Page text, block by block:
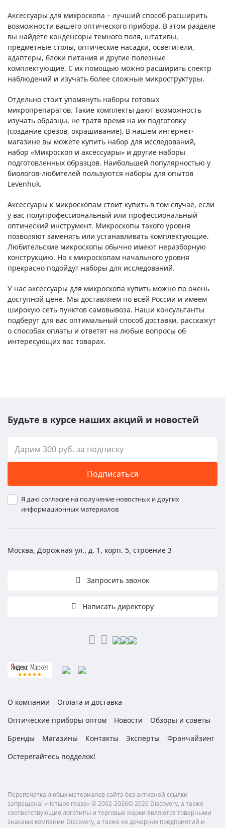
Аксессуары для микроскопа – лучший способ расширить
возможности вашего оптического прибора. В этом разделе
вы найдете конденсоры темного поля, штативы,
предметные столы, оптические насадки, осветители,
адаптеры, блоки питания и другие полезные
комплектующие. С их помощью можно расширить спектр
наблюдений и изучать более сложные микроструктуры.
Отдельно стоит упомянуть наборы готовых
микропрепаратов. Такие комплекты дают возможность
изучать образцы, не тратя время на их подготовку
(создание срезов, окрашивание). В нашем интернет-
магазине вы можете купить набор для исследований,
набор «Микроскоп и аксессуары» и другие наборы
подготовленных образцов. Наибольшей популярностью у
биологов-любителей пользуются наборы для опытов
Levenhuk.
Аксессуары к микроскопам стоит купить в том случае, если
у вас полупрофессиональный или профессиональный
оптический инструмент. Микроскопы такого уровня
позволяют заменять или устанавливать комплектующие.
Любительские микроскопы обычно имеют неразборную
конструкцию. Но к микроскопам начального уровня
прекрасно подойдут наборы для исследований.
У нас аксессуары для микроскопа купить можно по очень
доступной цене. Мы доставляем по всей России и имеем
широкую сеть пунктов самовывоза. Наши консультанты
подберут для вас оптимальный способ доставки, расскажут
о способах оплаты и ответят на любые вопросы об
интересующих вас товарах.
Будьте в курсе наших акций и новостей
Подписаться
Я даю согласие на получение новостных и других
информационных материалов
Москва, Дорожная ул., д. 1, корп. 5, строение 3
Запросить звонок
Написать директору
О компании
Оплата и доставка
Оптические приборы оптом
Новости
Обзоры и советы
Бренды
Магазины Контакты Эксперты
Франчайзинг
Остерегайтесь подделок!
Перепечатка любых материалов сайта без активной ссылки
запрещена! «Четыре глаза» © 2002-2026© 2026 Discovery, а также
соответствующие логотипы и торговые марки являются товарными
знаками компании Discovery, а также ее дочерних предприятий и